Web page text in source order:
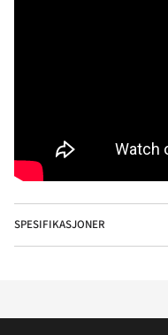
SPESIFIKASJONER